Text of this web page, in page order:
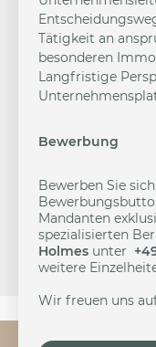
Tätigkeit an
besonderen
Langfristige
Bewerbung
Bewerben Sie
Mandanten
spezialisierten
Holmes unter
weitere
Wir freuen uns